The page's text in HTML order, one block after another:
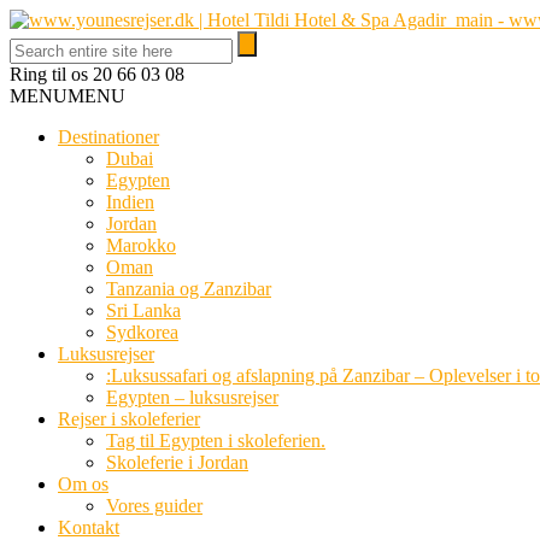
Ring til os 20 66 03 08
MENUMENU
Destinationer
Dubai
Egypten
Indien
Jordan
Marokko
Oman
Tanzania og Zanzibar
Sri Lanka
Sydkorea
Luksusrejser
:Luksussafari og afslapning på Zanzibar – Oplevelser i
Egypten – luksusrejser
Rejser i skoleferier
Tag til Egypten i skoleferien.
Skoleferie i Jordan
Om os
Vores guider
Kontakt